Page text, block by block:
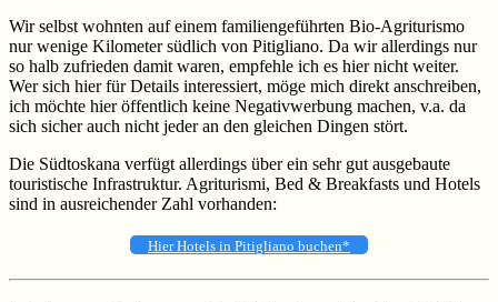
Wir selbst wohnten auf einem familiengeführten Bio-Agriturismo
nur wenige Kilometer südlich von Pitigliano. Da wir allerdings nur
so halb zufrieden damit waren, empfehle ich es hier nicht weiter.
Wer sich hier für Details interessiert, möge mich direkt anschreiben,
ich möchte hier öffentlich keine Negativwerbung machen, v.a. da
sich sicher auch nicht jeder an den gleichen Dingen stört.
Die Südtoskana verfügt allerdings über ein sehr gut ausgebaute
touristische Infrastruktur. Agriturismi, Bed & Breakfasts und Hotels
sind in ausreichender Zahl vorhanden:
Hier Hotels in Pitigliano buchen*